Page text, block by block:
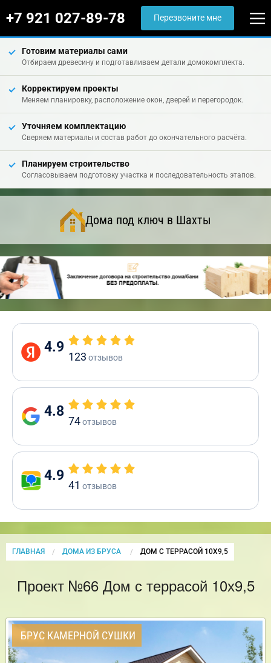
+7 921 027-89-78 Перезвоните мне
Готовим материалы сами
Отбираем древесину и подготавливаем детали домокомплекта.
Корректируем проекты
Меняем планировку, расположение окон, дверей и перегородок.
Уточняем комплектацию
Сверяем материалы и состав работ до окончательного расчёта.
Планируем строительство
Согласовываем подготовку участка и последовательность этапов.
Дома под ключ в Шахты
4.9
123 отзывов
4.8
74отзывов
4.9
41 отзывов
ГЛАВНАЯ ДОМА ИЗ БРУСА CURRENT:
ДОМ С ТЕРРАСОЙ 10Х9,5
Проект №66 Дом с террасой 10х9,5
БРУС КАМЕРНОЙ СУШКИ